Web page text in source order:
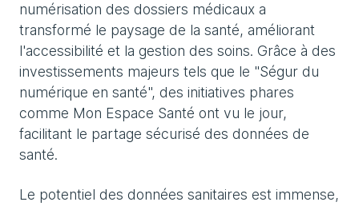
numérisation des dossiers médicaux a
transformé le paysage de la santé, améliorant
l'accessibilité et la gestion des soins. Grâce à des
investissements majeurs tels que le "Ségur du
numérique en santé", des initiatives phares
comme Mon Espace Santé ont vu le jour,
facilitant le partage sécurisé des données de
santé.
Le potentiel des données sanitaires est immense,